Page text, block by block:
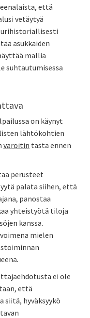
että
vetäytyä
asukkaiden
mallia
suhtautumisessa
on käynyt
lähtökohtien
varoitin tästä ennen
perusteet
palata siihen, että
panostaa
yhteistyötä tiloja
kanssa.
mielen
ei ole
että
siitä, hyväksyykö